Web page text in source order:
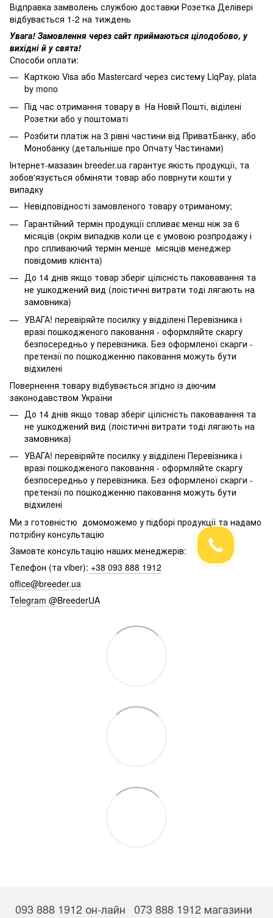
Відправка замволень службою доставки Розетка Делівері
відбувається 1-2 на тиждень
Увага! Замовлення через сайт приймаються цілодобово, у
вихідні й у свята!
Способи оплати:
Карткою Visa або Mastercard через систему LiqPay, plata
by mono
Під час отримання товару в На Новій Пошті, віділені
Розетки або у поштоматі
Розбити платіж на 3 рівні частини від ПриватБанку, або
Монобанку (детальніше про Опчату Частинами)
Інтернет-мазазин breeder.ua гарантує якість продукції, та
зобов'язується обміняти товар або поврнути кошти у
випадку
Невідповідності замовленого товару отриманому;
Гарантійний термін продукції спливає менш ніж за 6
місяців (окрім випадків коли це є умовою розпродажу і
про спливаючий термін менше місяців менеджер
повідомив клієнта)
До 14 днів якщо товар зберіг цілісність паковавання та
не ушкоджений вид (лоістичні витрати тоді лягають на
замовника)
УВАГА! перевіряйте посилку у відділені Перевізника і
вразі пошкодженого паковання - оформляйте скаргу
безпосередньо у перевізника. Без оформленої скарги -
претензії по пошкодженню паковання можуть бути
відхилені
Повернення товару відбувається згідно із діючим
законодавством України
До 14 днів якщо товар зберіг цілісність паковавання та
не ушкоджений вид (лоістичні витрати тоді лягають на
замовника)
УВАГА! перевіряйте посилку у відділені Перевізника і
вразі пошкодженого паковання - оформляйте скаргу
безпосередньо у перевізника. Без оформленої скарги -
претензії по пошкодженню паковання можуть бути
відхилені
Ми з готовністю домоможемо у підборі продукції та надамо
потрібну консультацію
Замовте консультацію наших менеджерів:
Телефон (та viber): +38 093 888 1912
office@breeder.ua
Telegram @BreederUA
093 888 1912 он-лайн 073 888 1912 магазини